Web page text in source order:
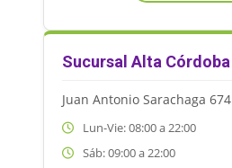
Sucursal Alta Córdoba
Juan Antonio Sarachaga 674
Lun-Vie: 08:00 a 22:00
Sáb: 09:00 a 22:00